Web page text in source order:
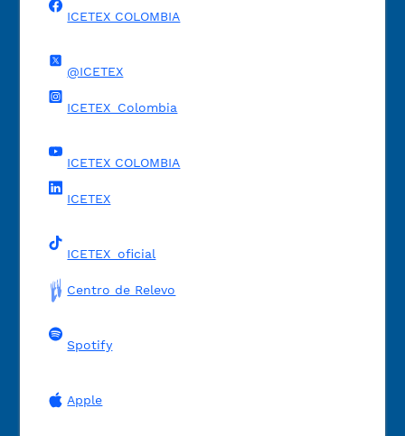
ICETEX COLOMBIA
@ICETEX
ICETEX_Colombia
ICETEX COLOMBIA
ICETEX
ICETEX_oficial
Centro de Relevo
Spotify
Apple